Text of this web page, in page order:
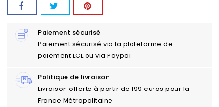
Paiement sécurisé
Paiement sécurisé via la plateforme de
paiement LCL ou via Paypal
Politique de livraison
Livraison offerte à partir de 199 euros pour la
France Métropolitaine